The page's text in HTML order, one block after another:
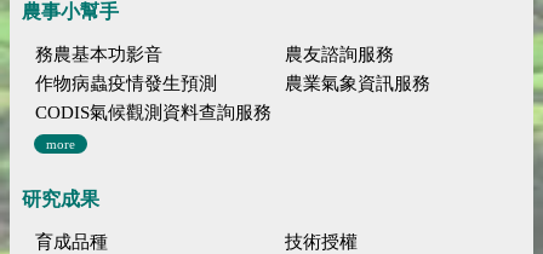
農事小幫手
務農基本功影音
農友諮詢服務
作物病蟲疫情發生預測
農業氣象資訊服務
CODIS氣候觀測資料查詢服務
more
研究成果
育成品種
技術授權